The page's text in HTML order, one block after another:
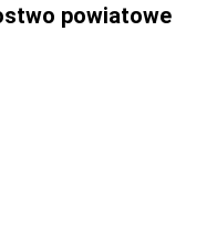
powiatowe